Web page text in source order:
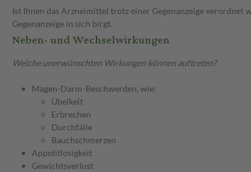
Ist Ihnen das Arzneimittel trotz einer Gegenanzeige verordnet
Gegenanzeige in sich birgt.
Neben- und Wechselwirkungen
Welche unerwünschten Wirkungen können auftreten?
Magen-Darm-Beschwerden, wie:
Übelkeit
Erbrechen
Durchfälle
Bauchschmerzen
Appetitlosigkeit
Gewichtsverlust